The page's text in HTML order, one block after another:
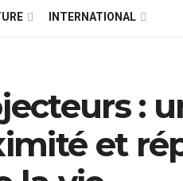
INTERNATIONAL
:
et